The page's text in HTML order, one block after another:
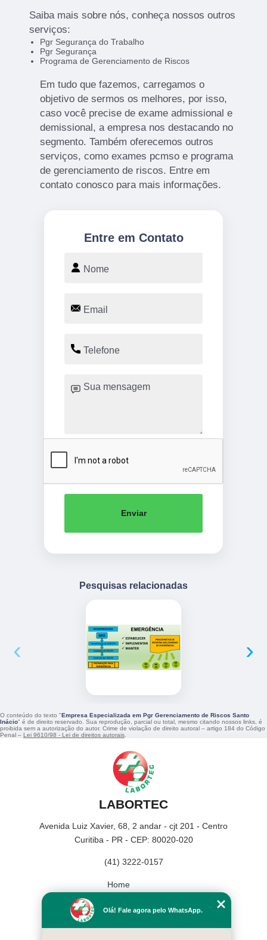
Saiba mais sobre nós, conheça nossos outros
serviços:
Pgr Segurança do Trabalho
Pgr Segurança
Programa de Gerenciamento de Riscos
Em tudo que fazemos, carregamos o
objetivo de sermos os melhores, por isso,
caso você precise de exame admissional e
demissional, a empresa nos destacando no
segmento. Também oferecemos outros
serviços, como exames pcmso e programa
de gerenciamento de riscos. Entre em
contato conosco para mais informações.
Entre em Contato
Enviar
Pesquisas relacionadas
‹ ›
O conteúdo do texto " Empresa Especializada em Pgr Gerenciamento de Riscos Santo
Inácio" é de direito reservado. Sua reprodução, parcial ou total, mesmo citando nossos links, é
proibida sem a autorização do autor. Crime de violação de direito autoral – artigo 184 do Código
Penal – Lei 9610/98 - Lei de direitos autorais.
LABORTEC
Avenida Luiz Xavier, 68, 2 andar - cjt 201 - Centro
Curitiba - PR - CEP: 80020-020
(41) 3222-0157
Home
Missão
Olá! Fale agora pelo WhatsApp.